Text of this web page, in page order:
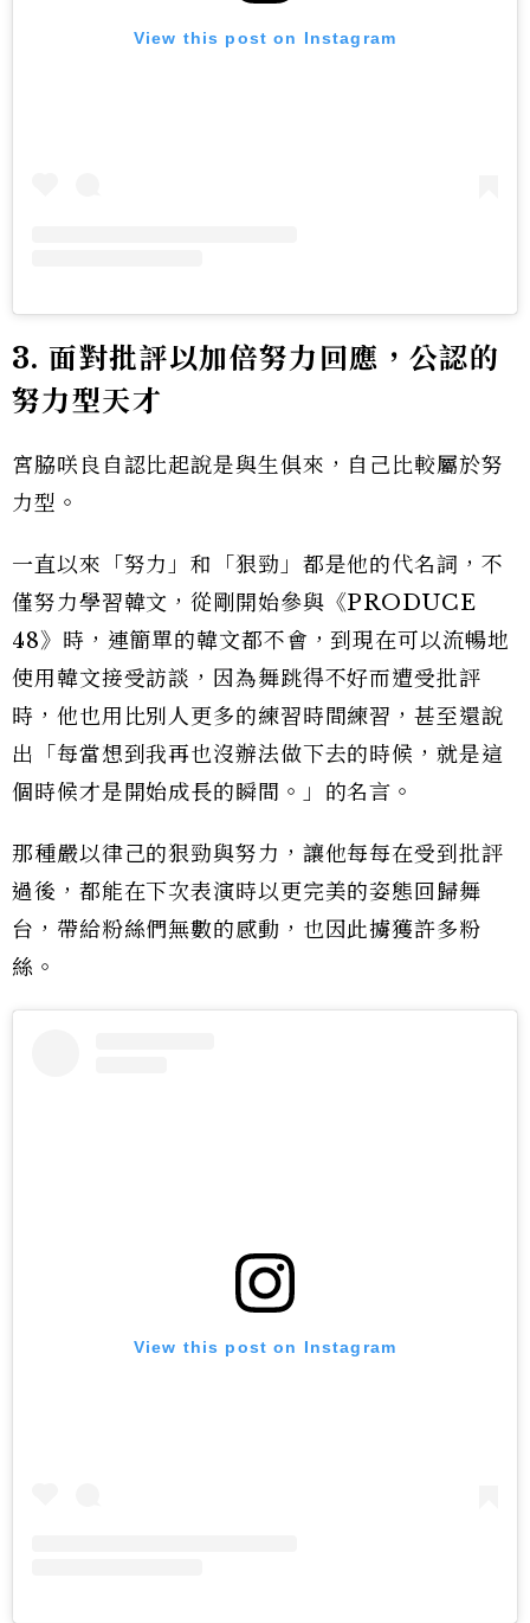
View this post on Instagram
3. 面對批評以加倍努力回應，公認的
努力型天才
宮脇咲良自認比起說是與生俱來，自己比較屬於努
力型。
一直以來「努力」和「狠勁」都是他的代名詞，不
僅努力學習韓文，從剛開始參與《PRODUCE
48》時，連簡單的韓文都不會，到現在可以流暢地
使用韓文接受訪談，因為舞跳得不好而遭受批評
時，他也用比別人更多的練習時間練習，甚至還說
出「每當想到我再也沒辦法做下去的時候，就是這
個時候才是開始成長的瞬間。」的名言。
那種嚴以律己的狠勁與努力，讓他每每在受到批評
過後，都能在下次表演時以更完美的姿態回歸舞
台，帶給粉絲們無數的感動，也因此擄獲許多粉
絲。
View this post on Instagram